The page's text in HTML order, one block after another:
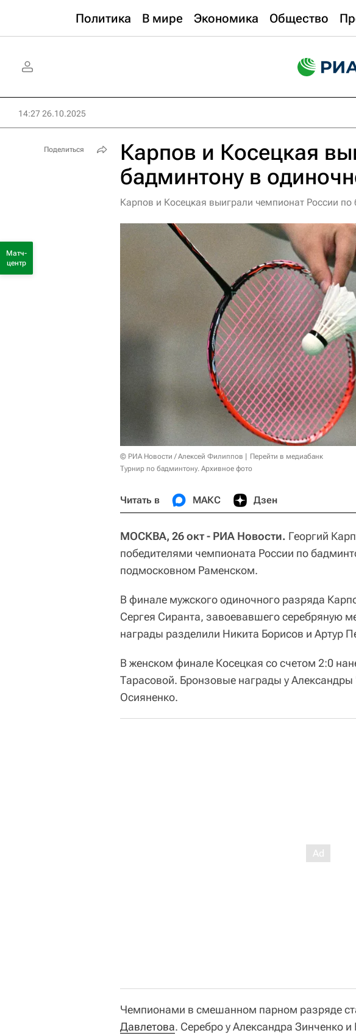
Политика В мире Экономика Общество
14:27 26.10.2025
Карпов и Косецкая
бадминтону в
Карпов и Косецкая выиграли чемпионат России
© РИА Новости / Алексей Филиппов
Перейти в медиабанк
Турнир по бадминтону. Архивное фото
Читать в МАКС Дзен
МОСКВА, 26 окт - РИА Новости. Георгий
победителями чемпионата России по
подмосковном Раменском.
В финале мужского одиночного разряда
Сергея Сиранта, завоевавшего серебряную
награды разделили Никита Борисов и Артур
В женском финале Косецкая со счетом 2:0
Тарасовой. Бронзовые награды у
Осияненко.
Чемпионами в смешанном парном разряде
Давлетова. Серебро у Александра Зинченко
Поделиться
Матч-
центр